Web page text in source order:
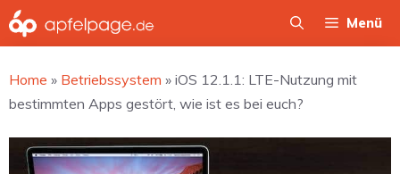
Zum
Inhalt
Menü
Home » Betriebssystem » iOS 12.1.1: LTE-Nutzung mit
bestimmten Apps gestört, wie ist es bei euch?